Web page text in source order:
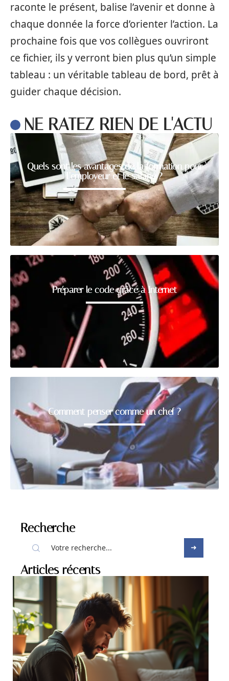
raconte le présent, balise l’avenir et donne à
chaque donnée la force d’orienter l’action. La
prochaine fois que vos collègues ouvriront
ce fichier, ils y verront bien plus qu’un simple
tableau : un véritable tableau de bord, prêt à
guider chaque décision.
NE RATEZ RIEN DE L'ACTU
Quels sont les avantages de la formation pour
l’employeur et le salarié ?
Préparer le code grâce à Internet
Comment penser comme un chef ?
Recherche
Articles récents